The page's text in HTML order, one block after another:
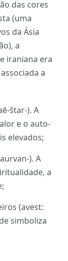
das cores
(uma
da Ásia
a
iraniana era
a
štar-). A
e o auto-
elevados;
). A
a
(avest:
simboliza